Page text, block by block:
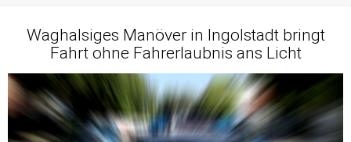
Waghalsiges Manöver in Ingolstadt bringt
Fahrt ohne Fahrerlaubnis ans Licht